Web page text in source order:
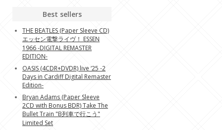
Best sellers
THE BEATLES (Paper Sleeve CD)
エッセン電撃ライヴ！ ESSEN
1966 -DIGITAL REMASTER
EDITION-
OASIS (4CDR+DVDR) live ‘25 -2
Days in Cardiff Digital Remaster
Edition-
Bryan Adams (Paper Sleeve
2CD with Bonus BDR) Take The
Bullet Train "B列車で行こう"
Limited Set